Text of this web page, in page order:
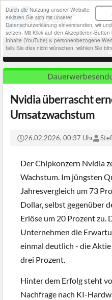
Durch die Nutzung unserer Website
erklären Sie sich mit unserer
Datenschutzerklärung einverstanden, wir
setzen. Mit Klick auf den Akzeptieren-
Inhalte (YouTube) & personenbezogene
falls Sie dies nicht wünschen, wählen Sie
Nvidia überrascht
Umsatzwachstum
26.02.2026, 00:37 Uhr
Der Chipkonzern Nvidia
Wachstum. Im jüngsten
Jahresvergleich um 73
Dollar, selbst gegenüber
Erlöse um 20 Prozent zu.
Unternehmen die
einmal deutlich - die
drei Prozent.
Hinter dem Erfolg steht
Nachfrage nach KI-